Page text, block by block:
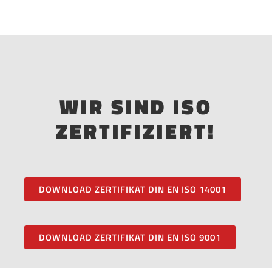
WIR SIND ISO
ZERTIFIZIERT!
DOWNLOAD ZERTIFIKAT DIN EN ISO 14001
DOWNLOAD ZERTIFIKAT DIN EN ISO 9001